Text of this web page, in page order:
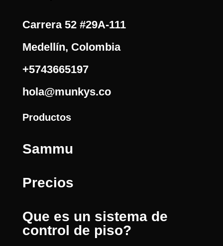
Carrera 52 #29A-111
Medellín, Colombia
+5743665197
hola@munkys.co
Productos
Sammu
Precios
Que es un sistema de
control de piso?